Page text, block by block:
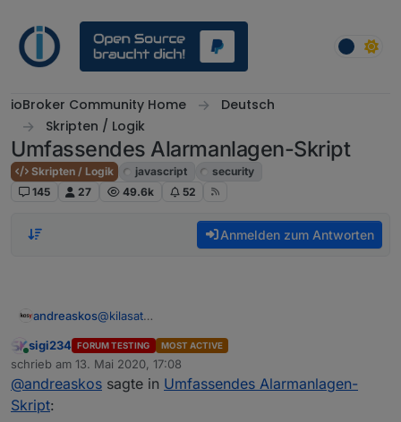
ioBroker Community Home
Deutsch
Skripten / Logik
Umfassendes Alarmanlagen-Skript
Skripten / Logik javascript
security
145
27 49.6k 52
Anmelden zum Antworten
andreaskos@kilasat
Aufzählungen im Skript ändern auf:
"alarmanlage_aussenhaut" usw. mit
Kleinbuchstaben, dann geht's auch.
Online
sigi234 FORUM TESTING MOST ACTIVE
schrieb am 13. Mai 2020, 17:08
zuletzt editiert von
@andreaskos sagte in Umfassendes Alarmanlagen-
Skript: